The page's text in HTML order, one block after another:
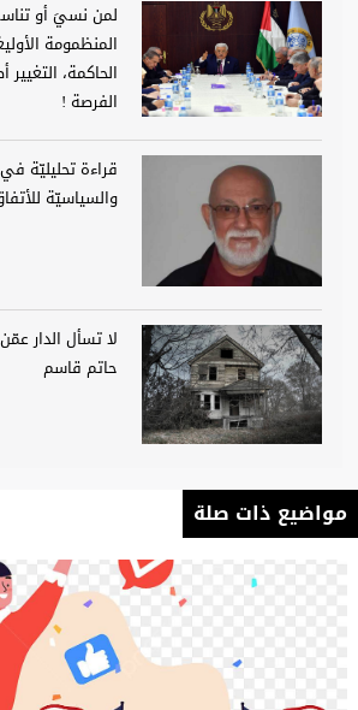
لمن نسيَ أو
المنظمومة
الحاكمة،
الفرصة !
قراءة تحليليّة في
والسياسيّة
لا تسأل الدار
حاتم قاسم
مواضيع ذات صلة